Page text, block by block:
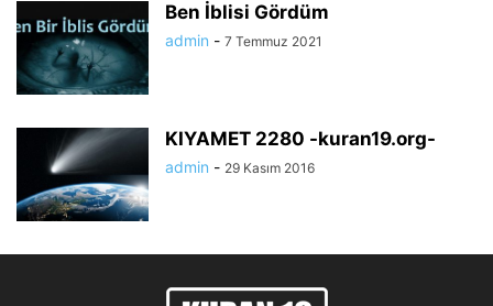
Ben İblisi Gördüm
admin - 7 Temmuz 2021
KIYAMET 2280 -kuran19.org-
admin - 29 Kasım 2016